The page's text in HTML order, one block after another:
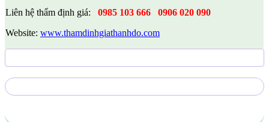
Liên hệ thẩm định giá:
0985 103 666
0906 020 090
Website: www.thamdinhgiathanhdo.com